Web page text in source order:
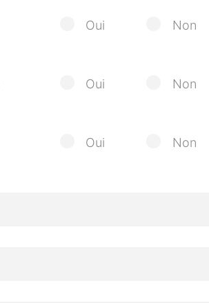
Oui Non
Oui Non
Oui Non